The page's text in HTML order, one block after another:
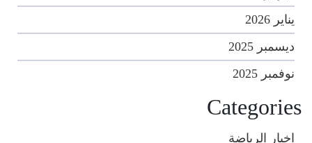
يناير 2026
ديسمبر 2025
نوفمبر 2025
Categories
اخبار الرياضة